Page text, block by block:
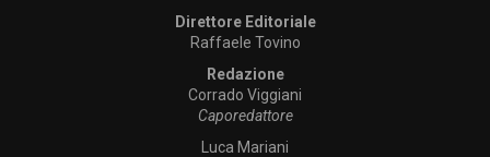
Direttore Editoriale
Raffaele Tovino
Redazione
Corrado Viggiani
Caporedattore
Luca Mariani